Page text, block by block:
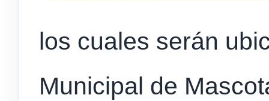
los cuales serán
Municipal de